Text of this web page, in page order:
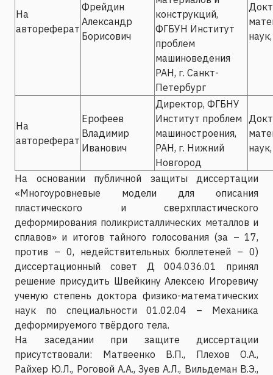
На
автореферат
Фрейдин
Александр
Борисович
конструкций,
ФГБУН Институт
проблем
машиноведения
РАН, г. Санкт-
Петербург
На
автореферат
Ерофеев
Владимир
Иванович
Директор, ФГБНУ
Институт проблем
машиностроения,
РАН, г. Нижний
Новгород
На основании публичной защиты диссертации
«Многоуровневые модели для описания
пластического и сверхпластического
деформирования поликристаллических металлов и
сплавов» и итогов тайного голосования (за – 17,
против – 0, недействительных бюллетеней – 0)
диссертационный совет Д 004.036.01 принял
решение присудить Швейкину Алексею Игоревичу
ученую степень доктора физико-математических
наук по специальности 01.02.04 – Механика
деформируемого твёрдого тела.
На заседании при защите диссертации
присутствовали: Матвеенко В.П., Плехов О.А.,
Райхер Ю.Л., Роговой А.А., Зуев А.Л., Вильдеман В.Э.,